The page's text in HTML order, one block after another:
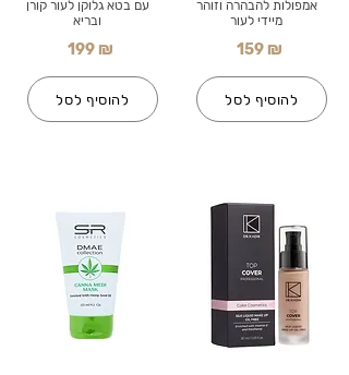
עם בטא גלוקן לעור קורן
ובריא
199 ₪
להוסיף לסל
אמפולות להבהרה וזוהר
מיידי לעור
159 ₪
להוסיף לסל